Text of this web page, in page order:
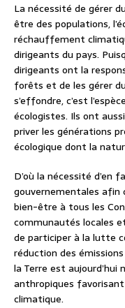
La nécessité de gérer
être des populations,
réchauffement
dirigeants du pays.
dirigeants ont la
forêts et de les gérer
s’effondre, c’est
écologistes. Ils ont
priver les générations
écologique dont la
D’où la nécessité d’en
gouvernementales afin
bien-être à tous les
communautés locales
de participer à la lutte
réduction des
la Terre est
anthropiques
climatique.